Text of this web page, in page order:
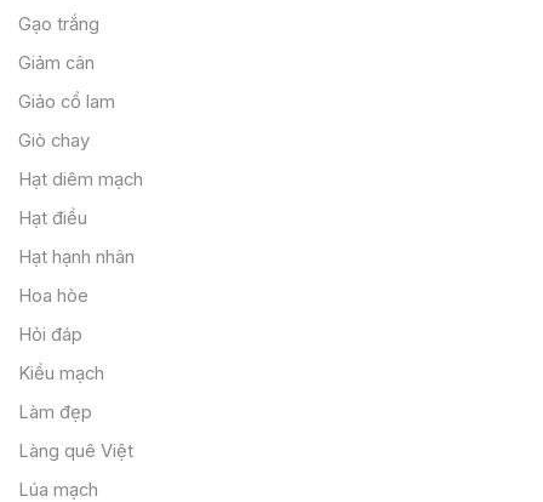
Gạo trắng
Giảm cân
Giảo cổ lam
Giò chay
Hạt diêm mạch
Hạt điều
Hạt hạnh nhân
Hoa hòe
Hỏi đáp
Kiều mạch
Làm đẹp
Làng quê Việt
Lúa mạch